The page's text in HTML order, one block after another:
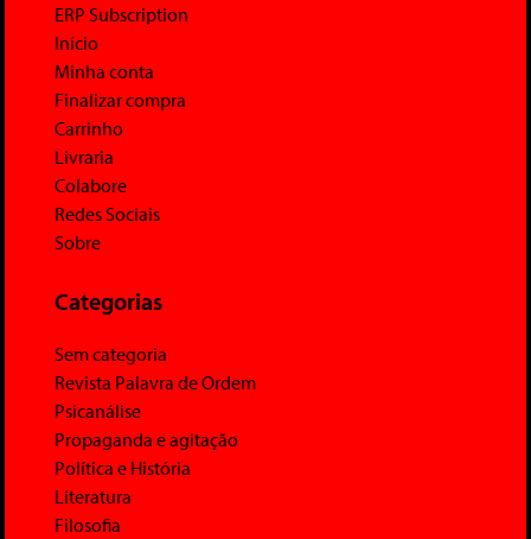
ERP Subscription
Início
Minha conta
Finalizar compra
Carrinho
Livraria
Colabore
Redes Sociais
Sobre
Categorias
Sem categoria
Revista Palavra de Ordem
Psicanálise
Propaganda e agitação
Política e História
Literatura
Filosofia